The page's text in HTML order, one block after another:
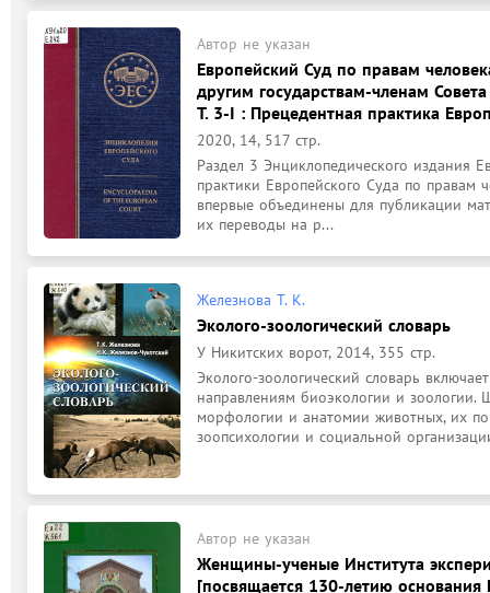
Автор не указан
Европейский Суд по правам
другим государствам-членам
Т. 3-I : Прецедентная практика
2020, 14, 517 стр.
Раздел 3 Энциклопедического издания
практики Европейского Суда по правам
впервые объединены для публикации
их переводы на р...
Железнова Т. К.
Эколого-зоологический словарь
У Никитских ворот, 2014, 355 стр.
Эколого-зоологический словарь
направлениям биоэкологии и зоологии.
морфологии и анатомии животных, их
зоопсихологии и социальной
Автор не указан
Женщины-ученые Института
[посвящается 130-летию основания